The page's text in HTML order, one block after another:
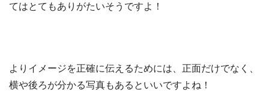
てはとてもありがたいそうですよ！
よりイメージを正確に伝えるためには、正面だけでなく、
横や後ろが分かる写真もあるといいですよね！